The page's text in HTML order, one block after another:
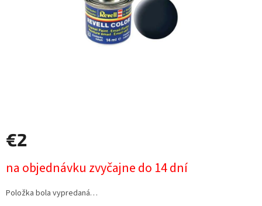
€2
cena:
na objednávku zvyčajne do 14 dní
Položka bola vypredaná…